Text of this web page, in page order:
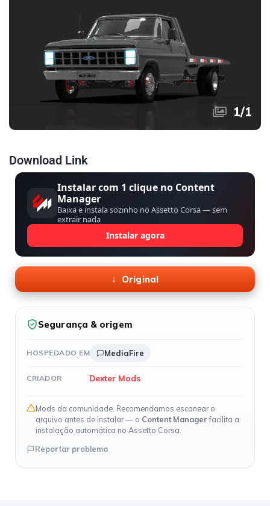
1/1
Download Link
Instalar com 1 clique no Content
Manager
Baixa e instala sozinho no Assetto Corsa — sem
extrair nada
Instalar agora
Original
Segurança & origem
HOSPEDADO EM MediaFire
CRIADOR Dexter Mods
Mods da comunidade. Recomendamos escanear o
arquivo antes de instalar — o Content Managerfacilita a
instalação automática no Assetto Corsa.
Reportar problema